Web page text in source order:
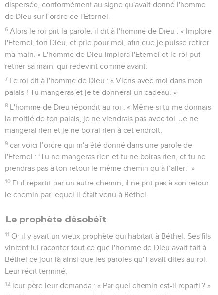
dispersée, conformément au signe qu'avait donné l'homme
de Dieu sur l’ordre de l'Eternel.
6 Alors le roi prit la parole, il dit à l'homme de Dieu : « Implore
l'Eternel, ton Dieu, et prie pour moi, afin que je puisse retirer
ma main. » L'homme de Dieu implora l'Eternel et le roi put
retirer sa main, qui redevint comme avant.
7 Le roi dit à l'homme de Dieu : « Viens avec moi dans mon
palais ! Tu mangeras et je te donnerai un cadeau. »
8 L'homme de Dieu répondit au roi : « Même si tu me donnais
la moitié de ton palais, je ne viendrais pas avec toi. Je ne
mangerai rien et je ne boirai rien à cet endroit,
9 car voici l’ordre qui m'a été donné dans une parole de
l'Eternel : ‘Tu ne mangeras rien et tu ne boiras rien, et tu ne
prendras pas à ton retour le même chemin qu’à l’aller.’ »
10 Et il repartit par un autre chemin, il ne prit pas à son retour
le chemin par lequel il était venu à Béthel.
Le prophète désobéit
11 Or il y avait un vieux prophète qui habitait à Béthel. Ses fils
vinrent lui raconter tout ce que l'homme de Dieu avait fait à
Béthel ce jour-là ainsi que les paroles qu'il avait dites au roi.
Leur récit terminé,
12 leur père leur demanda : « Par quel chemin est-il reparti ? »